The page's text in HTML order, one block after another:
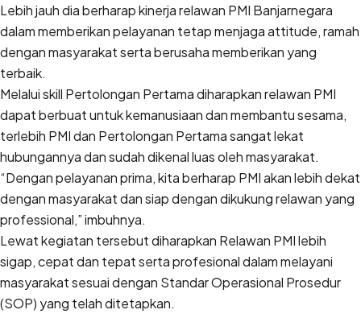
Lebih jauh dia berharap kinerja relawan PMI Banjarnegara
dalam memberikan pelayanan tetap menjaga attitude, ramah
dengan masyarakat serta berusaha memberikan yang
terbaik.
Melalui skill Pertolongan Pertama diharapkan relawan PMI
dapat berbuat untuk kemanusiaan dan membantu sesama,
terlebih PMI dan Pertolongan Pertama sangat lekat
hubungannya dan sudah dikenal luas oleh masyarakat.
“Dengan pelayanan prima, kita berharap PMI akan lebih dekat
dengan masyarakat dan siap dengan dikukung relawan yang
professional,” imbuhnya.
Lewat kegiatan tersebut diharapkan Relawan PMI lebih
sigap, cepat dan tepat serta profesional dalam melayani
masyarakat sesuai dengan Standar Operasional Prosedur
(SOP) yang telah ditetapkan.